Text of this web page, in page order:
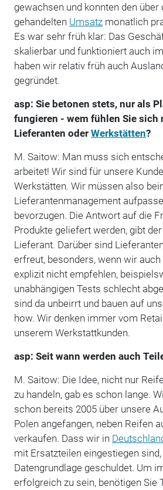
gewachsen und konnten den
gehandelten Umsatzmonatlich
Es war sehr früh klar: Das
skalierbar und funktioniert auch
haben wir relativ früh auch
gegründet.
asp: Sie betonen stets, nur als
fungieren - wem fühlen Sie sich
Lieferanten oder Werkstätten?
M. Saitow: Man muss sich
arbeitet! Wir sind für unsere
Werkstätten. Wir müssen also
Lieferantenmanagement
bevorzugen. Die Antwort auf die
Produkte geliefert werden, gibt
Lieferant. Darüber sind
erfreut, besonders, wenn wir
explizit nicht empfehlen,
unabhängigen Tests schlecht
sind da unbeirrt und bauen auf
how. Wir denken immer vom
unserem Werkstattkunden.
asp: Seit wann werden auch
M. Saitow: Die Idee, nicht nur
zu handeln, gab es schon lange.
schon bereits 2005 über unsere
Polen angefangen, neben Reifen
verkaufen. Dass wir in
mit Ersatzteilen eingestiegen
Datengrundlage geschuldet. Um
erfolgreich zu sein, benötigen Sie